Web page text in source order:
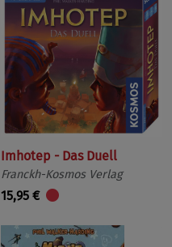
Imhotep - Das Duell
Franckh-Kosmos Verlag
15,95 €